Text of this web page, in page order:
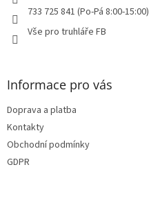
733 725 841 (Po-Pá 8:00-15:00)
Vše pro truhláře FB
Informace pro vás
Doprava a platba
Kontakty
Obchodní podmínky
GDPR